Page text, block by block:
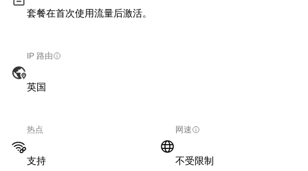
套餐在首次使用流量后激活。
IP 路由
英国
热点
支持
网速
不受限制